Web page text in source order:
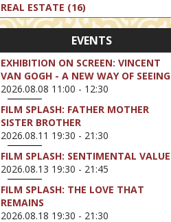
REAL ESTATE (16)
EVENTS
EXHIBITION ON SCREEN: VINCENT
VAN GOGH - A NEW WAY OF SEEING
2026.08.08 11:00 - 12:30
FILM SPLASH: FATHER MOTHER
SISTER BROTHER
2026.08.11 19:30 - 21:30
FILM SPLASH: SENTIMENTAL VALUE
2026.08.13 19:30 - 21:45
FILM SPLASH: THE LOVE THAT
REMAINS
2026.08.18 19:30 - 21:30